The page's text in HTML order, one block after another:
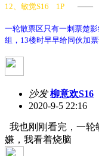
12 、敏觉S16 1P
一轮散票区只有一刺票楚
组，13楼时早早给同伙加
沙发 柳意欢S16
2020-9-5 22:16
我也刚刚看完，一轮
嫌，我看着烧脑